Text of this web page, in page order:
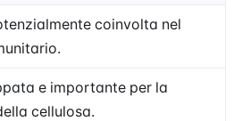
coinvolta nel
e importante per la
cellulosa.